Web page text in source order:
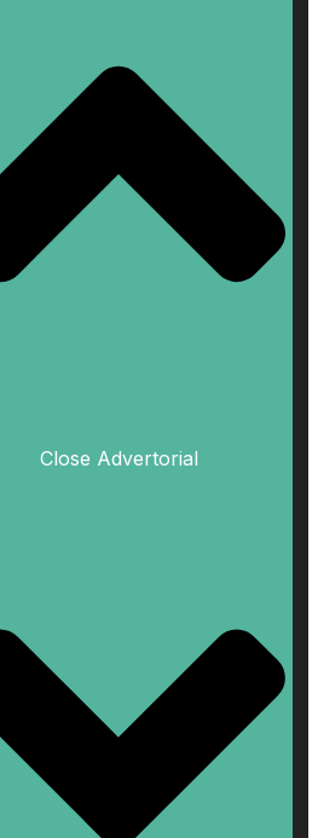
Close Advertorial